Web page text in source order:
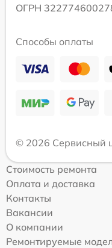
ОГРН
Способы оплаты
© 2026 Сервисный
Стоимость ремонта
Оплата и доставка
Контакты
Вакансии
О компании
Ремонтируемые